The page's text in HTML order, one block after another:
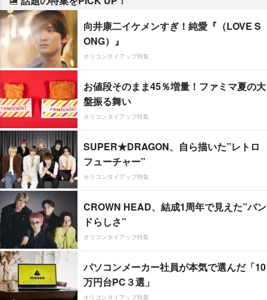
向井康二イケメンすぎ！純愛『（LOVE S
ONG）』
オリコンタイアップ特集
お値段そのまま45％増量！ファミマ夏の大
盤振る舞い
オリコンタイアップ特集
SUPER★DRAGON、自ら描いた”レトロ
フューチャー”
オリコンタイアップ特集
CROWN HEAD、結成1周年で見えた”バン
ドらしさ”
オリコンタイアップ特集
パソコンメーカー社員が本気で選んだ「10
万円台PC３選」
オリコンタイアップ特集